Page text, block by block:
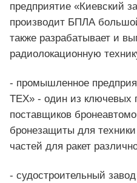
предприятие «Киевский
производит БПЛА
также разрабатывает и
радиолокационную
- промышленное
ТЕХ» - один из ключевых
поставщиков
бронезащиты для
частей для ракет
- судостроительный